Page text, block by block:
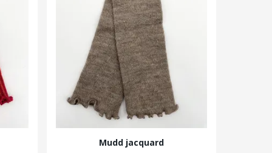
Mudd jacquard